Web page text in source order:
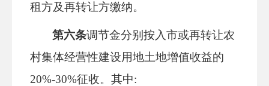
租方及再转让方缴纳。
第六条调节金分别按入市或再转让农
村集体经营性建设用地土地增值收益的
20%-30%征收。其中: